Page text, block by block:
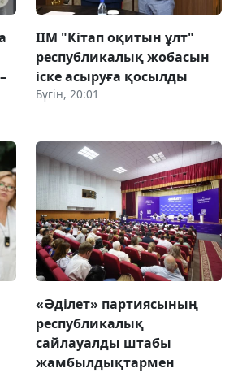
ІІМ "Кітап оқитын ұлт"
республикалық жобасын
іске асыруға қосылды
Бүгін, 20:01
«Әділет» партиясының
республикалық
сайлауалды штабы
жамбылдықтармен